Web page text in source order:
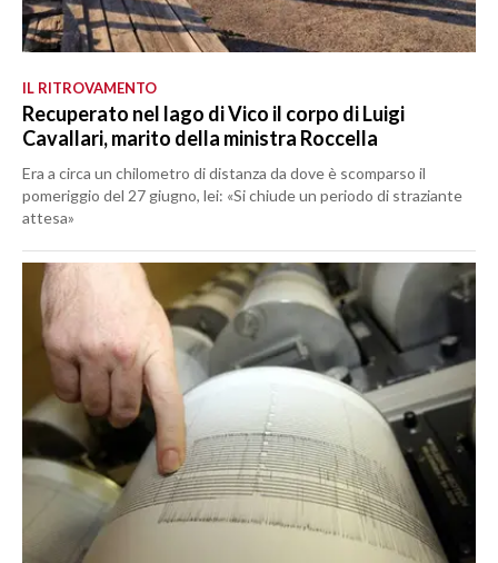
IL RITROVAMENTO
Recuperato nel lago di Vico il corpo di Luigi
Cavallari, marito della ministra Roccella
Era a circa un chilometro di distanza da dove è scomparso il
pomeriggio del 27 giugno, lei: «Si chiude un periodo di straziante
attesa»